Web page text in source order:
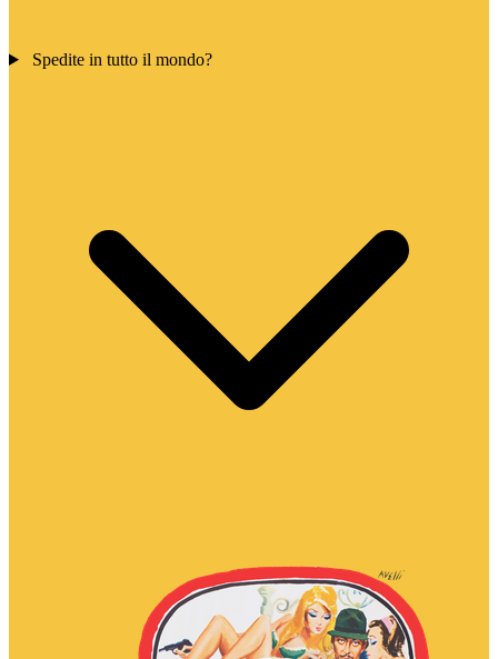
Spedite in tutto il mondo?